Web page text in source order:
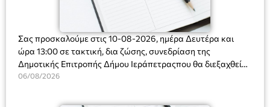
Σας προσκαλούμε στις 10-08-2026, ημέρα Δευτέρα και
ώρα 13:00 σε τακτική, δια ζώσης, συνεδρίαση της
Δημοτικής Επιτροπής Δήμου Ιεράπετραςπου θα διεξαχθεί
στο Δημοτικό Κατάστημα, Δημοκρατίας 31 στην αίθουσα
και λήψη αποφάσεων στα παρακάτω θέματα:
06/08/2026